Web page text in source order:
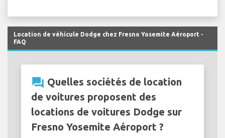
Location de véhicule Dodge chez Fresno Yosemite Aéroport -
FAQ
question_answer Quelles sociétés de location
de voitures proposent des
locations de voitures Dodge sur
Fresno Yosemite Aéroport ?